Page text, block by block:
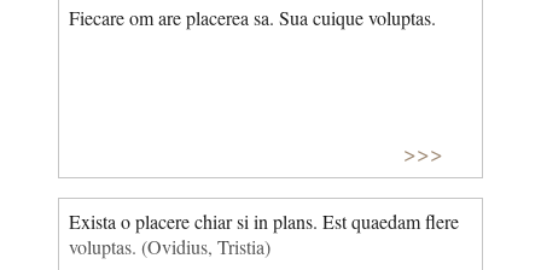
Fiecare om are placerea sa. Sua cuique voluptas.
>>>
Exista o placere chiar si in plans. Est quaedam flere
voluptas. (Ovidius, Tristia)